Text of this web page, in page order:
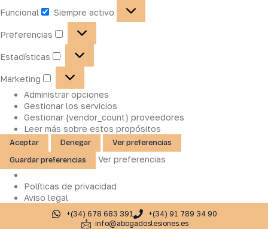
Funcional
Siempre activo
Preferencias
Estadísticas
Marketing
Administrar opciones
Gestionar los servicios
Gestionar {vendor_count} proveedores
Leer más sobre estos propósitos
Aceptar Denegar
Ver preferencias
Guardar preferencias
Ver preferencias
Políticas de privacidad
Aviso legal
+(34) 678 683 391
+(34) 91 789 34 90
info@abogadoslesiones.es